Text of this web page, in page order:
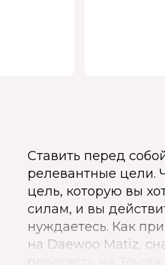
Ставить перед
релевантные цели.
цель, которую вы
силам, и вы
нуждаетесь. Как
на Daewoo Matiz,